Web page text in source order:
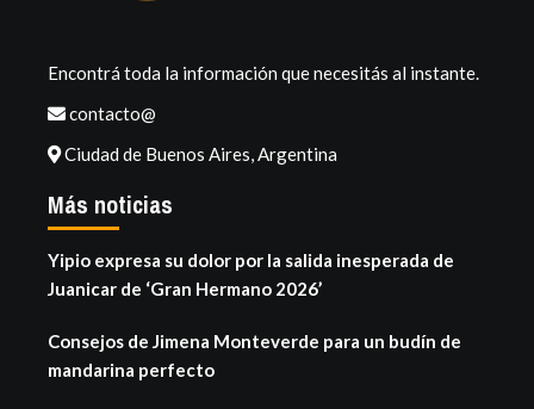
Encontrá toda la información que necesitás al instante.
contacto@
Ciudad de Buenos Aires, Argentina
Más noticias
Yipio expresa su dolor por la salida inesperada de
Juanicar de ‘Gran Hermano 2026’
Consejos de Jimena Monteverde para un budín de
mandarina perfecto